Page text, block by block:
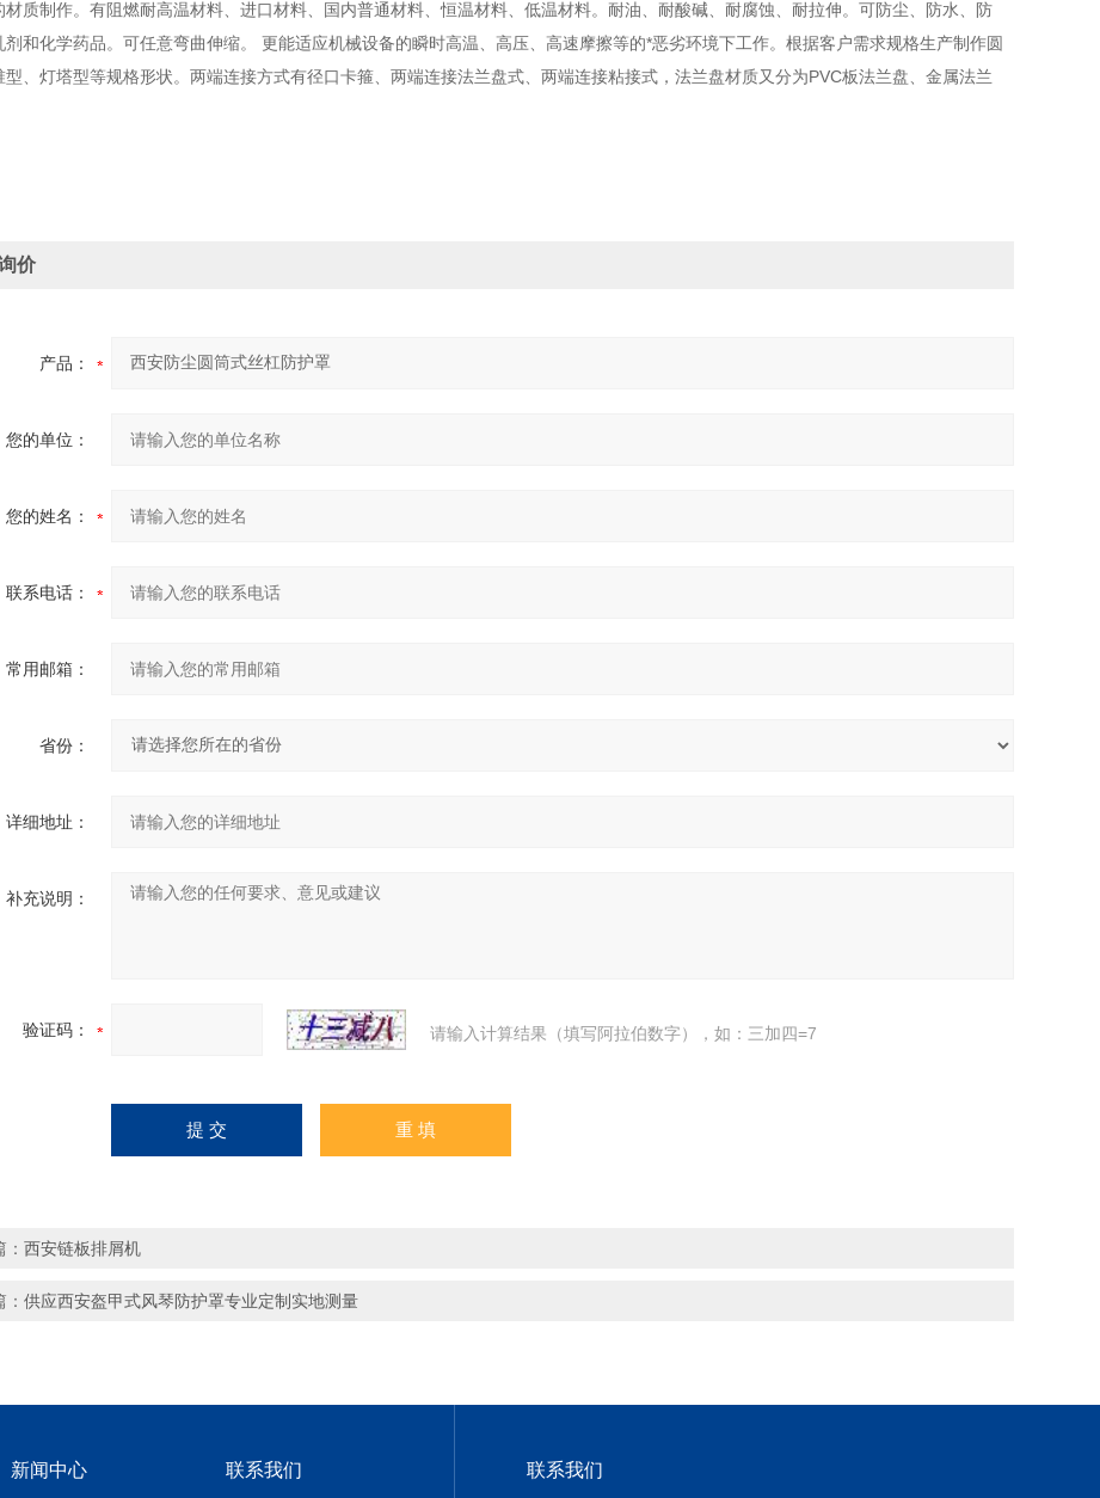
材质制作。有阻燃耐高温材料 、进口材料、国内普通材料、恒温材料、低温材料。耐油、耐酸碱、耐腐蚀、耐拉伸。可防尘、防水、防
剂和化学药品。可任意弯曲伸缩。 更能适应机械设备的瞬时高温、高压、高速摩擦等的*恶劣环境下工作。根据客户需求规格生产制作圆
型、灯塔型等规格形状。两端连接方式有径口卡箍 、两端连接法兰盘式、两端连接粘接式，法兰盘材质又分为PVC板法兰盘、 金属法兰
价
产品：
您的单位：
您的姓名：
联系电话：
常用邮箱：
省份：
详细地址：
补充说明：
验证码： 请输入计算结果（填写阿拉伯数字），如：三加四=7
： 西安链板排屑机
供应西安盔甲式风琴防护罩专业定制实地测量
新闻中心 联系我们 联系我们